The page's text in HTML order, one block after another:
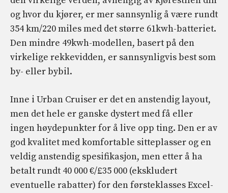
og hvor du kjører, er mer sannsynlig å være rundt
354 km/220 miles med det større 61kwh-batteriet.
Den mindre 49kwh-modellen, basert på den
virkelige rekkevidden, er sannsynligvis best som
by- eller bybil.
Inne i Urban Cruiser er det en anstendig layout,
men det hele er ganske dystert med få eller
ingen høydepunkter for å live opp ting. Den er av
god kvalitet med komfortable sitteplasser og en
veldig anstendig spesifikasjon, men etter å ha
betalt rundt 40 000 €/£35 000 (ekskludert
eventuelle rabatter) for den førsteklasses Excel-